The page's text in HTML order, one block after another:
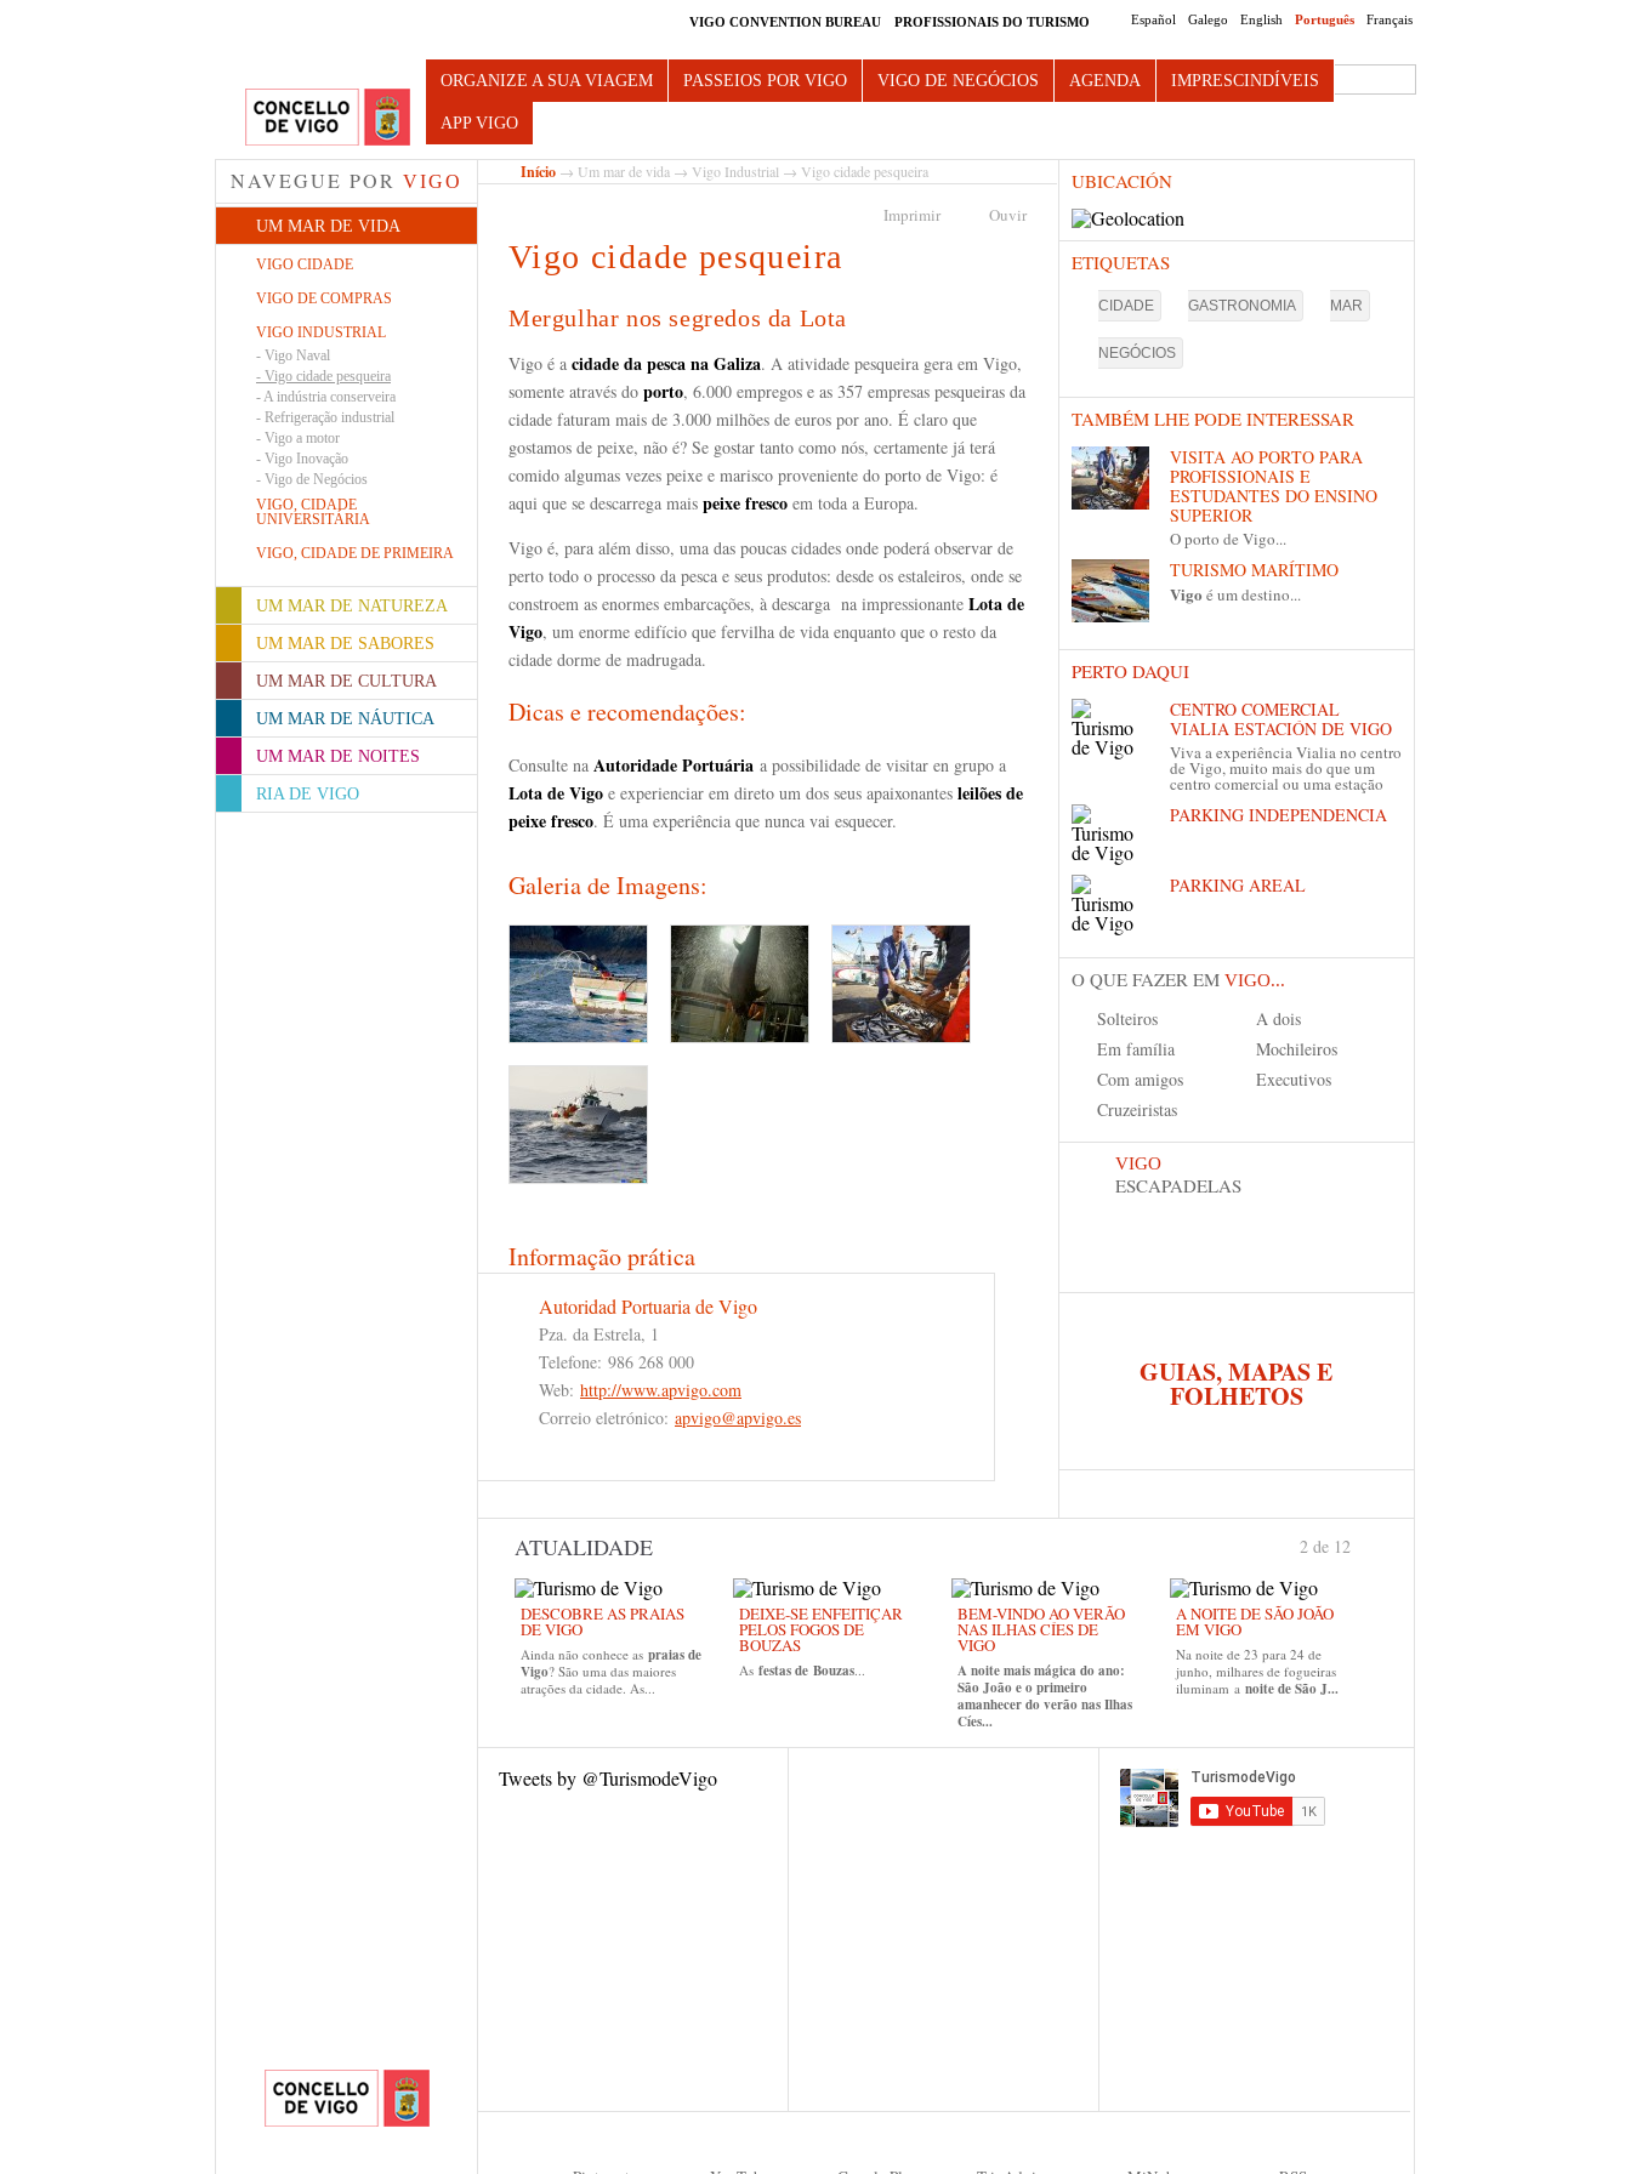
Español Galego English Português Français
VIGO CONVENTION BUREAU PROFISSIONAIS DO TURISMO
Turismo de Vigo Search this site
ORGANIZE A SUA VIAGEM PASSEIOS POR VIGO VIGO DE NEGÓCIOS AGENDA IMPRESCINDÍVEIS
APP VIGO
NAVEGUE POR VIGO
UM MAR DE VIDA
VIGO CIDADE
VIGO DE COMPRAS
VIGO INDUSTRIAL
- Vigo Naval
- Vigo cidade pesqueira
-A indústria conserveira
- Refrigeração industrial
- Vigo a motor
- Vigo Inovação
- Vigo de Negócios
VIGO, CIDADE
UNIVERSITÁRIA
VIGO, CIDADE DE PRIMEIRA
UM MAR DE NATUREZA
UM MAR DE SABORES
UM MAR DE CULTURA
UM MAR DE NÁUTICA
UM MAR DE NOITES
RIA DE VIGO
Início → Um mar de vida → Vigo Industrial → Vigo cidade pesqueira
Imprimir Ouvir
Vigo cidade pesqueira
Mergulhar nos segredos da Lota
Vigo é a cidade dapesca na Galiza. A atividade pesqueira gera em Vigo,
somente através do porto, 6.000 empregos e as 357 empresas pesqueiras da
cidade faturam mais de 3.000 milhões de euros por ano. É claro que
gostamos de peixe, não é? Se gostar tanto como nós, certamente já terá
comido algumas vezes peixe e marisco proveniente do porto de Vigo: é
aqui que se descarrega mais peixe fresco em toda a Europa.
Vigo é, para além disso, uma das poucas cidades onde poderá observar de
perto todo o processo da pesca e seus produtos: desde os estaleiros, onde se
constroem as enormes embarcações, à descarga na impressionante Lota de
Vigo, um enorme edifício que fervilha de vida enquanto que o resto da
cidade dorme de madrugada.
Dicas e recomendações:
Consulte na Autoridade Portuária a possibilidade de visitar en grupo a
Lota de Vigo e experienciar em direto um dos seus apaixonantes leilões de
peixe fresco. É uma experiência que nunca vai esquecer.
Galeria de Imagens:
Informação prática
Autoridad Portuaria de Vigo
Pza. da Estrela, 1
Telefone: 986 268 000
Web: http://www.apvigo.com
Correio eletrónico: apvigo@apvigo.es
UBICACIÓN
ETIQUETAS
CIDADE GASTRONOMIA MAR
NEGÓCIOS
TAMBÉM LHE PODE INTERESSAR
VISITA AO PORTO PARA
PROFISSIONAIS E
ESTUDANTES DO ENSINO
SUPERIOR
Oporto de Vigo...
TURISMO MARÍTIMO
Vigo é um destino...
PERTO DAQUI
CENTRO COMERCIAL
VIALIA ESTACIÓN DE VIGO
Viva a experiência Vialia no centro
de Vigo, muito mais do que um
centro comercial ou uma estação
PARKING INDEPENDENCIA
PARKING AREAL
O QUE FAZER EM VIGO...
Solteiros
A dois
Em família
Mochileiros
Com amigos
Executivos
Cruzeiristas
VIGO
ESCAPADELAS
GUIAS, MAPAS E
FOLHETOS
ATUALIDADE
DESCOBRE AS PRAIAS
DE VIGO
Ainda não conhece as praias de
Vigo? São uma das maiores
atrações da cidade. As...
DEIXE-SE ENFEITIÇAR
PELOS FOGOS DE
BOUZAS
As festas de Bouzas...
BEM-VINDO AO VERÃO
NAS ILHAS CÍES DE
VIGO
A noite mais mágica do ano:
São João e o primeiro
amanhecer do verão nas Ilhas
Cíes...
A NOITE DE SÃO JOÃO
EM VIGO
Na noite de 23 para 24 de
junho, milhares de fogueiras
iluminam a noite de São J...
2 de 12
Tweets by @TurismodeVigo